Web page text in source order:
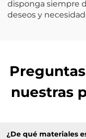
disponga siempre
deseos y
nuestras
¿De qué materiales